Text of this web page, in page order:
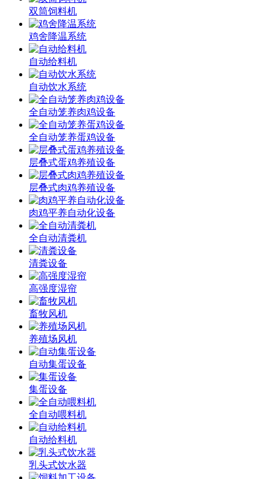
双筒饲料机
鸡舍降温系统
自动给料机
自动饮水系统
全自动笼养肉鸡设备
全自动笼养蛋鸡设备
层叠式蛋鸡养殖设备
层叠式肉鸡养殖设备
肉鸡平养自动化设备
全自动清粪机
清粪设备
高强度湿帘
畜牧风机
养殖场风机
自动集蛋设备
集蛋设备
全自动喂料机
自动给料机
乳头式饮水器